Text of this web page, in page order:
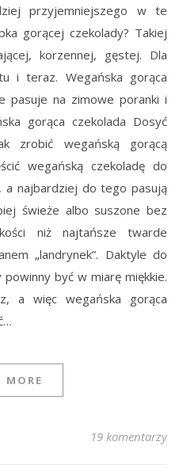
przyjemniejszego w te
gorącej czekolady? Takiej
korzennej, gęstej. Dla
i teraz. Wegańska gorąca
pasuje na zimowe poranki i
gorąca czekolada Dosyć
zrobić wegańską gorącą
wegańską czekoladę do
a najbardziej do tego pasują
świeże albo suszone bez
niż najtańsze twarde
„landrynek”. Daktyle do
być w miarę miękkie.
a więc wegańska gorąca
MORE
19 komentarzy